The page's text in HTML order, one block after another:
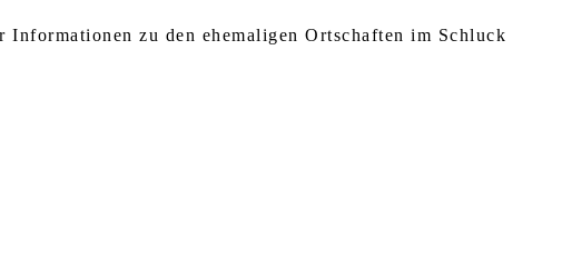
zu den ehemaligen Ortschaften im Schluck